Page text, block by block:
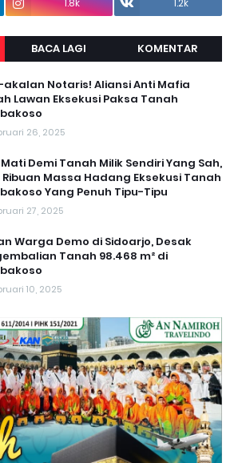
1.8k 1.2k
BACA LAGI KOMENTAR
Notaris! Aliansi Anti Mafia
Lawan Eksekusi Paksa Tanah
26, 2025
Demi Tanah Milik Sendiri Yang Sah,
Ribuan Massa Hadang Eksekusi Tanah
Yang Penuh Tipu-Tipu
27, 2025
Warga Demo di Sidoarjo, Desak
Tanah 98.468 m² di
10, 2025